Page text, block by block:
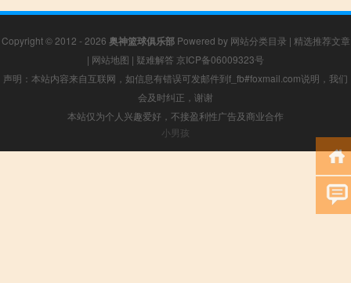
Copyright © 2012 - 2026 奥神篮球俱乐部Powered by 网站分类目录 | 精选推荐文章
| 网站地图 | 疑难解答 京ICP备06009323号
声明：本站内容来自互联网，如信息有错误可发邮件到f_fb#foxmail.com说明，我们
会及时纠正，谢谢
本站仅为个人兴趣爱好，不接盈利性广告及商业合作
小男孩